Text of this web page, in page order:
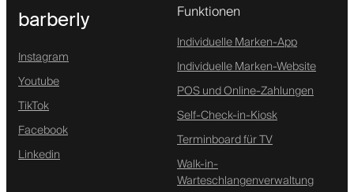
barberly
Instagram
Youtube
TikTok
Facebook
Linkedin
Funktionen
Individuelle Marken-App
Individuelle Marken-Website
POS und Online-Zahlungen
Self-Check-in-Kiosk
Terminboard für TV
Walk-in-
Warteschlangenverwaltung